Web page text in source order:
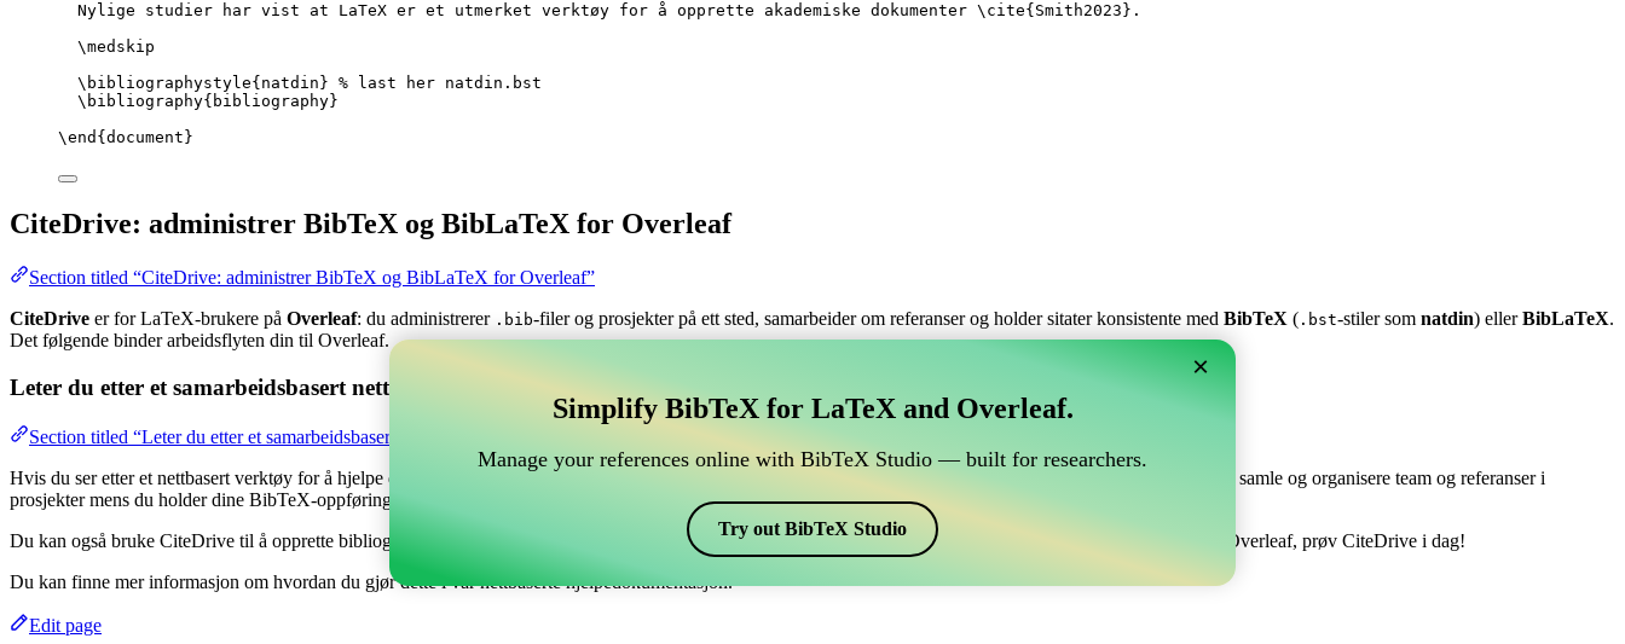
Nylige studier har vist at LaTeX er et utmerket verktøy for å opprette akademiske dokumenter \cite{ Smith2023 }.
\medskip
\bibliographystyle{natdin} % last her natdin.bst
\bibliography{bibliography}
\end { document }
CiteDrive: administrer BibTeX og BibLaTeX for Overleaf
Section titled “CiteDrive: administrer BibTeX og BibLaTeX for Overleaf”
CiteDrive er for LaTeX-brukere på Overleaf: du administrerer .bib-filer og prosjekter på ett sted, samarbeider om referanser og holder sitater konsistente med BibTeX ( .bst-stiler som natdin) ellerBibLaTeX.
Det følgende binder arbeidsflyten din til Overleaf.
Leter du etter et samarbeidsbasert nettverktøy for å håndtere din BibTeX-referanse, som kobles til Overleaf?
Section titled “Leter du etter et samarbeidsbasert nettverktøy for å håndtere din BibTeX-referanse, som kobles til Overleaf?”
Hvis du ser etter et nettbasert verktøy for å hjelpe deg med å håndtere dine referanser, siteringer og bibliografi i Overleaf, kan CiteDrive være perfekt! Det lar deg samle og organisere team og referanser i
prosjekter mens du holder dine BibTeX-oppføringer oppdatert i ditt Overleaf-prosjekt.
Du kan også bruke CiteDrive til å opprette bibliografier og siteringer i ulike stiler, inkludert natdin. Så hvis du ser etter en enkel måte å håndtere din bibliografi i Overleaf, prøv CiteDrive i dag!
Du kan finne mer informasjon om hvordan du gjør dette i vår nettbaserte hjelpedokumentasjon.
Edit page
×
Simplify BibTeX for LaTeX and Overleaf.
Manage your references online with BibTeX Studio — built for researchers.
Try out BibTeX Studio